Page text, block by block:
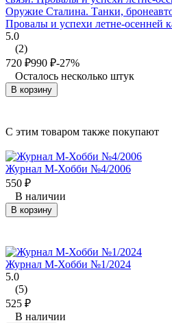
Оружие Сталина. Танки,
Провалы и успехи летне-осенней
5.0
(2)
720 ₽990 ₽-27%
Осталось несколько штук
В корзину
C этим товаром также покупают
Журнал М-Хобби №4/2006
550 ₽
В наличии
В корзину
Журнал М-Хобби №1/2024
5.0
(5)
525 ₽
В наличии